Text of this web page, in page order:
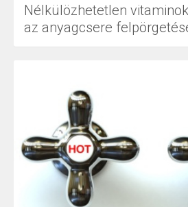
Nélkülözhetetlen
az anyagcsere